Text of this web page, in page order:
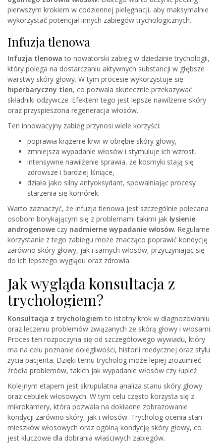
pierwszym krokiem w codziennej pielęgnacji, aby maksymalnie
wykorzystać potencjał innych zabiegów trychologicznych.
Infuzja tlenowa
Infuzja tlenowa to nowatorski zabieg w dziedzinie trychologii,
który polega na dostarczaniu aktywnych substancji w głębsze
warstwy skóry głowy. W tym procesie wykorzystuje się
hiperbaryczny tlen, co pozwala skutecznie przekazywać
składniki odżywcze. Efektem tego jest lepsze nawilżenie skóry
oraz przyspieszona regeneracja włosów.
Ten innowacyjny zabieg przynosi wiele korzyści:
poprawia krążenie krwi w obrębie skóry głowy,
zmniejsza wypadanie włosów i stymuluje ich wzrost,
intensywne nawilżenie sprawia, że kosmyki stają się
zdrowsze i bardziej lśniące,
działa jako silny antyoksydant, spowalniając procesy
starzenia się komórek.
Warto zaznaczyć, że infuzja tlenowa jest szczególnie polecana
osobom borykającym się z problemami takimi jak łysienie
androgenowe czy nadmierne wypadanie włosów. Regularne
korzystanie z tego zabiegu może znacząco poprawić kondycję
zarówno skóry głowy, jak i samych włosów, przyczyniając się
do ich lepszego wyglądu oraz zdrowia.
Jak wygląda konsultacja z
trychologiem?
Konsultacja z trychologiem to istotny krok w diagnozowaniu
oraz leczeniu problemów związanych ze skórą głowy i włosami.
Proces ten rozpoczyna się od szczegółowego wywiadu, który
ma na celu poznanie dolegliwości, historii medycznej oraz stylu
życia pacjenta. Dzięki temu trycholog może lepiej zrozumieć
źródła problemów, takich jak wypadanie włosów czy łupież.
Kolejnym etapem jest skrupulatna analiza stanu skóry głowy
oraz cebulek włosowych. W tym celu często korzysta się z
mikrokamery, która pozwala na dokładne zobrazowanie
kondycji zarówno skóry, jak i włosów. Trycholog ocenia stan
mieszków włosowych oraz ogólną kondycję skóry głowy, co
jest kluczowe dla dobrania właściwych zabiegów.